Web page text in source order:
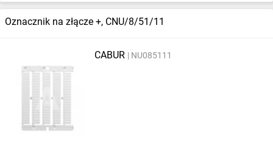
Oznacznik na złącze +, CNU/8/51/11
CABUR NU085111